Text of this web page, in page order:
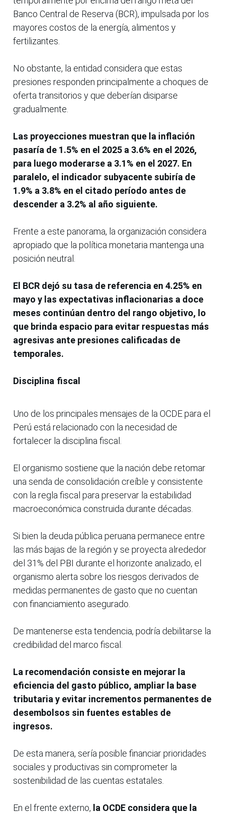
Banco Central de Reserva (BCR), impulsada por los
mayores costos de la energía, alimentos y
fertilizantes.
No obstante, la entidad considera que estas
presiones responden principalmente a choques de
oferta transitorios y que deberían disiparse
gradualmente.
Las proyecciones muestran que la inflación
pasaría de 1.5% en el 2025 a 3.6% en el 2026,
para luego moderarse a 3.1% en el 2027. En
paralelo, el indicador subyacente subiría de
1.9% a 3.8% en el citado período antes de
descender a 3.2% al año siguiente.
Frente a este panorama, la organización considera
apropiado que la política monetaria mantenga una
posición neutral.
El BCR dejó su tasa de referencia en 4.25% en
mayo y las expectativas inflacionarias a doce
meses continúan dentro del rango objetivo, lo
que brinda espacio para evitar respuestas más
agresivas ante presiones calificadas de
temporales.
Disciplina fiscal
Uno de los principales mensajes de la OCDE para el
Perú está relacionado con la necesidad de
fortalecer la disciplina fiscal.
El organismo sostiene que la nación debe retomar
una senda de consolidación creíble y consistente
con la regla fiscal para preservar la estabilidad
macroeconómica construida durante décadas.
Si bien la deuda pública peruana permanece entre
las más bajas de la región y se proyecta alrededor
del 31% del PBI durante el horizonte analizado, el
organismo alerta sobre los riesgos derivados de
medidas permanentes de gasto que no cuentan
con financiamiento asegurado.
De mantenerse esta tendencia, podría debilitarse la
credibilidad del marco fiscal.
La recomendación consiste en mejorar la
eficiencia del gasto público, ampliar la base
tributaria y evitar incrementos permanentes de
desembolsos sin fuentes estables de
ingresos.
De esta manera, sería posible financiar prioridades
sociales y productivas sin comprometer la
sostenibilidad de las cuentas estatales.
En el frente externo, la OCDE considera que la